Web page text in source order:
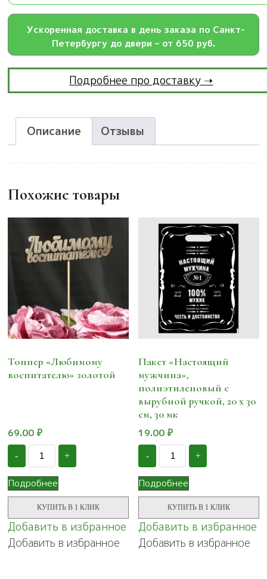
Ускоренная доставка в день заказа по Санкт-
Петербургу до двери – от 650 руб.
Подробнее про доставку ➝
Описание Отзывы
Похожие товары
Топпер «Любимому
воспитателю» золотой
69.00 ₽
- Количество
Топпер
"Любимому
воспитателю"
золотой
+
Подробнее
КУПИТЬ В 1 КЛИК
Добавить в избранное
Добавить в избранное
Пакет «Настоящий
мужчина»,
полиэтиленовый с
вырубной ручкой, 20 х 30
см, 30 мк
19.00₽
- Количество
Пакет
"Настоящий
мужчина",
полиэтиленовый
вырубной
ручкой,
20
х
+
Подробнее
КУПИТЬ В 1 КЛИК
Добавить в избранное
Добавить в избранное